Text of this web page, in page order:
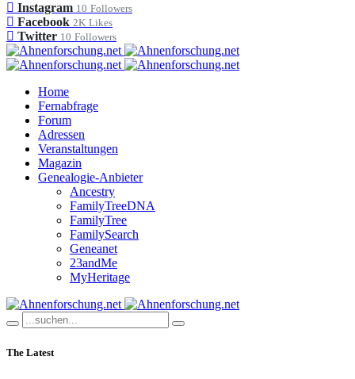
Instagram 10 Followers
Facebook 2K Likes
Twitter 10 Followers
Home
Fernabfrage
Forum
Adressen
Veranstaltungen
Magazin
Genealogie-Anbieter
Ancestry
FamilyTreeDNA
FamilyTree
FamilySearch
Geneanet
23andMe
MyHeritage
The Latest